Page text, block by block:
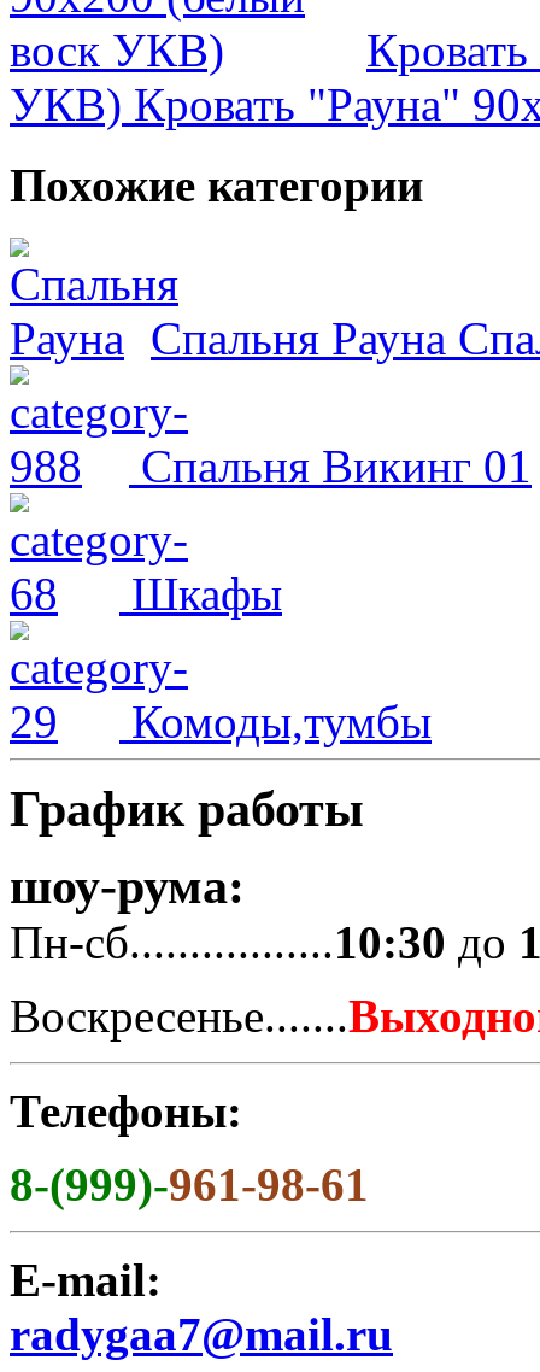
УКВ) Кровать "Рауна"
Похожие категории
Спальня Рауна
Спальня Викинг 01
Шкафы
Комоды,тумбы
График работы
шоу-рума:
Пн-сб.................10:30 до
Воскресенье.......
Телефоны:
8-(999)-961-98-61
E-mail:
radygaa7@mail.ru